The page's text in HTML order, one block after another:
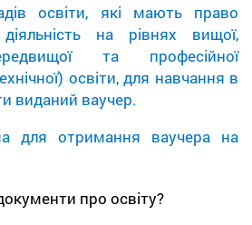
освіти, які мають право
на рівнях вищої,
та професійної
освіти, для навчання в
виданий ваучер.
для отримання ваучера на
про освіту?